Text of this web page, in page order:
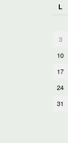
L
3
10
17
24
31